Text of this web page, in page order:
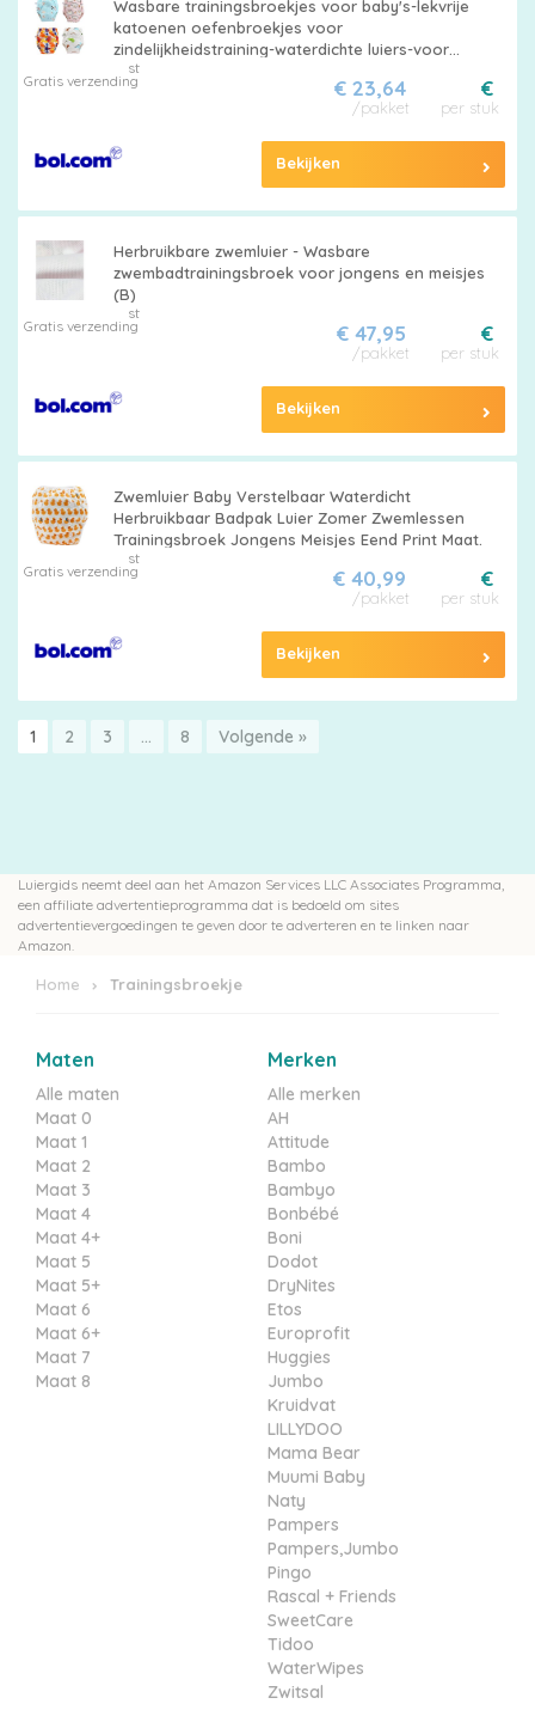
Wasbare trainingsbroekjes voor baby's-lekvrije
katoenen oefenbroekjes voor
zindelijkheidstraining-waterdichte luiers-voor
jongens en meisjes-6-36 maanden-4-pack
st
Gratis verzending €
per stuk
€ 23,64
/pakket
Bekijken
Herbruikbare zwemluier - Wasbare
zwembadtrainingsbroek voor jongens en meisjes
(B)
st
Gratis verzending €
per stuk
€ 47,95
/pakket
Bekijken
Zwemluier Baby Verstelbaar Waterdicht
Herbruikbaar Badpak Luier Zomer Zwemlessen
Trainingsbroek Jongens Meisjes Eend Print Maat.
st
Gratis verzending €
per stuk
€ 40,99
/pakket
Bekijken
1 2 3 … 8 Volgende »
Luiergids neemt deel aan het Amazon Services LLC Associates Programma,
een affiliate advertentieprogramma dat is bedoeld om sites
advertentievergoedingen te geven door te adverteren en te linken naar
Amazon.
Home Trainingsbroekje
Maten
Alle maten
Maat 0
Maat 1
Maat 2
Maat 3
Maat 4
Maat 4+
Maat 5
Maat 5+
Maat 6
Maat 6+
Maat 7
Maat 8
Merken
Alle merken
AH
Attitude
Bambo
Bambyo
Bonbébé
Boni
Dodot
DryNites
Etos
Europrofit
Huggies
Jumbo
Kruidvat
LILLYDOO
Mama Bear
Muumi Baby
Naty
Pampers
Pampers,Jumbo
Pingo
Rascal + Friends
SweetCare
Tidoo
WaterWipes
Zwitsal